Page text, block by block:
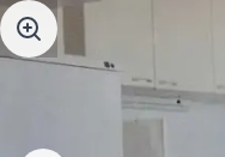
Aller au contenu principal